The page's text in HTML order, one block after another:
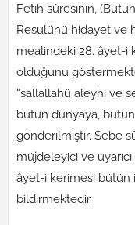
Fetih sûresinin,
Resulünü hidayet ve
mealindeki 28. âyet-i
olduğunu
“sallallahü aleyhi ve
bütün dünyaya,
gönderilmiştir. Sebe
müjdeleyici ve
âyet-i kerimesi bütün
bildirmektedir.